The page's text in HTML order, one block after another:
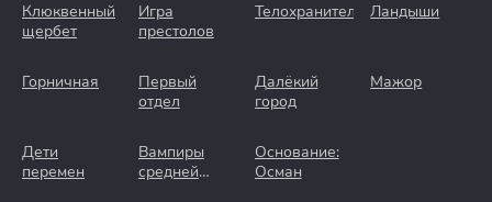
Клюквенный
щербет
Игра
престолов
Телохранители Ландыши
Горничная
Первый
отдел
Далёкий
город
Мажор
Дети
перемен
Вампиры
средней
Основание:
Осман